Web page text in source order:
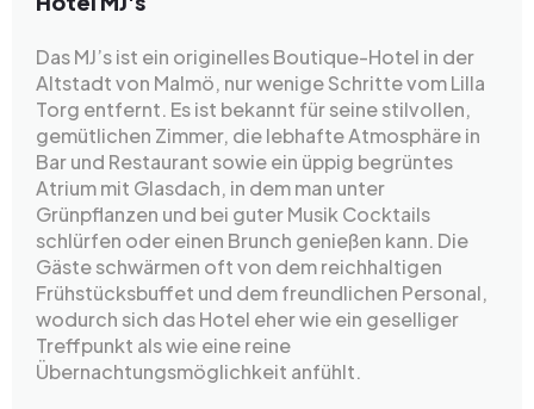
Das MJ’s ist ein originelles Boutique-Hotel in der
Altstadt von Malmö, nur wenige Schritte vom Lilla
Torg entfernt. Es ist bekannt für seine stilvollen,
gemütlichen Zimmer, die lebhafte Atmosphäre in
Bar und Restaurant sowie ein üppig begrüntes
Atrium mit Glasdach, in dem man unter
Grünpflanzen und bei guter Musik Cocktails
schlürfen oder einen Brunch genießen kann. Die
Gäste schwärmen oft von dem reichhaltigen
Frühstücksbuffet und dem freundlichen Personal,
wodurch sich das Hotel eher wie ein geselliger
Treffpunkt als wie eine reine
Übernachtungsmöglichkeit anfühlt.